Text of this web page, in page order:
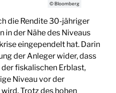
© Bloomberg
die Rendite 30-jähriger
in der Nähe des Niveaus
eingependelt hat. Darin
der Anleger wider, dass
fiskalischen Erblast,
Niveau vor der
Trotz des hohen